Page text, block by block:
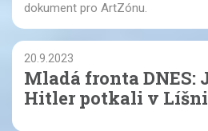
dokument pro ArtZónu.
20.9.2023
Mladá fronta DNES:
Hitler potkali v